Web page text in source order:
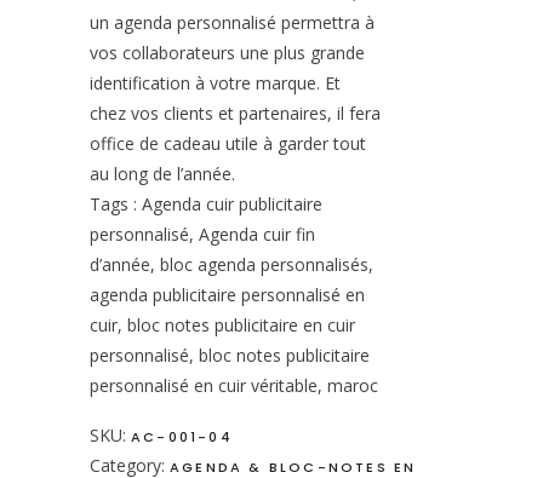
un agenda personnalisé permettra à
vos collaborateurs une plus grande
identification à votre marque. Et
chez vos clients et partenaires, il fera
office de cadeau utile à garder tout
au long de l’année.
Tags : Agenda cuir publicitaire
personnalisé, Agenda cuir fin
d’année, bloc agenda personnalisés,
agenda publicitaire personnalisé en
cuir, bloc notes publicitaire en cuir
personnalisé, bloc notes publicitaire
personnalisé en cuir véritable, maroc
SKU: AC-001-04
Category: AGENDA & BLOC-NOTES EN